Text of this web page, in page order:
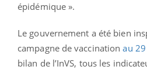
épidémique ».
Le gouvernement a été bien
campagne de vaccinationau
bilan de l’InVS, tous les